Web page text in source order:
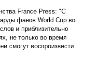
France Press: "С
фанов World Cup во
и приблизительно
не только во время
смогут воспроизвести